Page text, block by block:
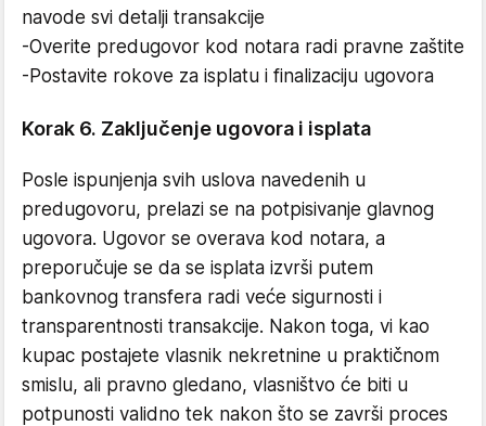
navode svi detalji transakcije
-Overite predugovor kod notara radi pravne zaštite
-Postavite rokove za isplatu i finalizaciju ugovora
Korak 6. Zaključenje ugovora i isplata
Posle ispunjenja svih uslova navedenih u
predugovoru, prelazi se na potpisivanje glavnog
ugovora. Ugovor se overava kod notara, a
preporučuje se da se isplata izvrši putem
bankovnog transfera radi veće sigurnosti i
transparentnosti transakcije. Nakon toga, vi kao
kupac postajete vlasnik nekretnine u praktičnom
smislu, ali pravno gledano, vlasništvo će biti u
potpunosti validno tek nakon što se završi proces